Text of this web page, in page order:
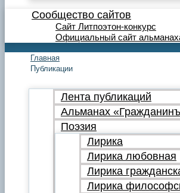
Сообщество сайтов
Сайт Литпоэтон-конкурс
Официальный сайт
Главная
Публикации
Лента публикаций
Альманах
Поэзия
Лирика
Лирика любовная
Лирика
Лирика